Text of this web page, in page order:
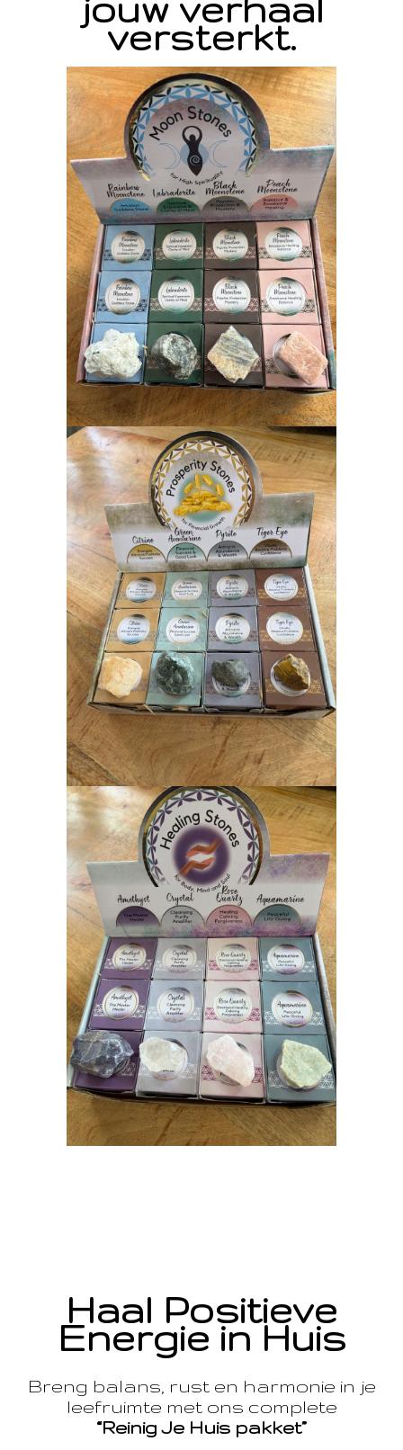
jouw verhaal
versterkt.
Haal Positieve
Energie in Huis
Breng balans, rust en harmonie in je
leefruimte met ons complete
“Reinig Je Huis pakket”